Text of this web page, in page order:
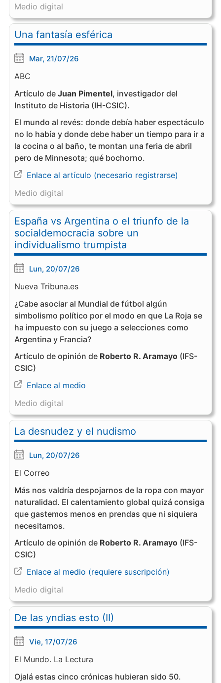
Medio digital
Una fantasía esférica
Mar, 21/07/26
ABC
Artículo de Juan Pimentel, investigador del
Instituto de Historia (IH-CSIC).
El mundo al revés: donde debía haber espectáculo
no lo había y donde debe haber un tiempo para ir a
la cocina o al baño, te montan una feria de abril
pero de Minnesota; qué bochorno.
Enlace al artículo (necesario registrarse)
Medio digital
España vs Argentina o el triunfo de la
socialdemocracia sobre un
individualismo trumpista
Lun, 20/07/26
Nueva Tribuna.es
¿Cabe asociar al Mundial de fútbol algún
simbolismo político por el modo en que La Roja se
ha impuesto con su juego a selecciones como
Argentina y Francia?
Artículo de opinión de Roberto R. Aramayo(IFS-
CSIC)
Enlace al medio
Medio digital
La desnudez y el nudismo
Lun, 20/07/26
El Correo
Más nos valdría despojarnos de la ropa con mayor
naturalidad. El calentamiento global quizá consiga
que gastemos menos en prendas que ni siquiera
necesitamos.
Artículo de opinión de Roberto R. Aramayo(IFS-
CSIC)
Enlace al medio (requiere suscripción)
Medio digital
De las yndias esto (II)
Vie, 17/07/26
El Mundo. La Lectura
Ojalá estas cinco crónicas hubieran sido 50.